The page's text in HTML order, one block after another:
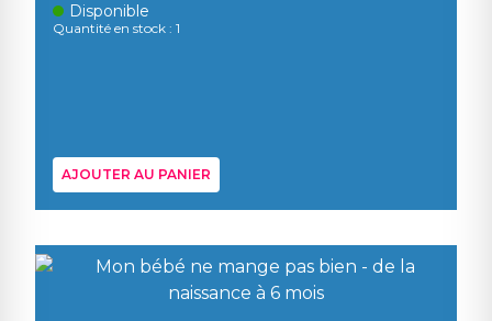
Disponible
Quantité en stock : 1
AJOUTER AU PANIER